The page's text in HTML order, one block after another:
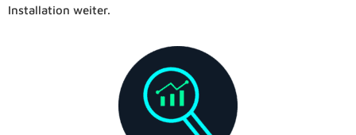
Installation weiter.